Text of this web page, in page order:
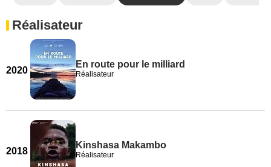
Réalisateur
2020
En route pour le milliard
Réalisateur
2018
Kinshasa Makambo
Réalisateur